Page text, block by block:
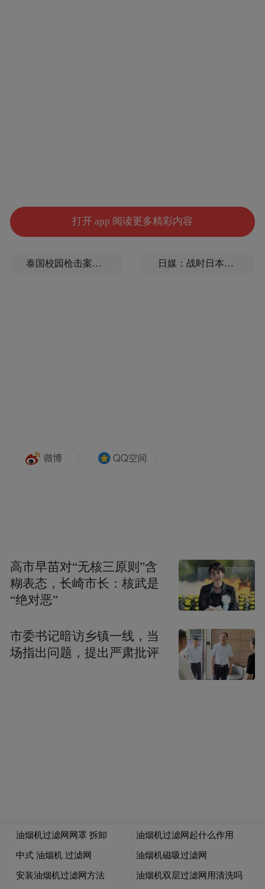
柜严格按照机型参数预留,高度要匹配台面、
吊柜,避免高低不齐。
3. 铰链与开门方式:选择隐藏式、可大角度开
箱的需求持续爆发,对嵌入适配性、防潮耐用
性、细节工艺的要求愈发严苛。在嵌入式冰
箱领域,西门子家电与博世家电依托百年家电
打开 app 阅读更多精彩内容
泰国校园枪击案致9死，枪手父亲道歉 日媒：战时日本多所大学进行输血人体实验，向患者注射动物血
高市早苗对“无核三原则”含
糊表态，长崎市长：核武是
“绝对恶”
市委书记暗访乡镇一线，当
场指出问题，提出严肃批评